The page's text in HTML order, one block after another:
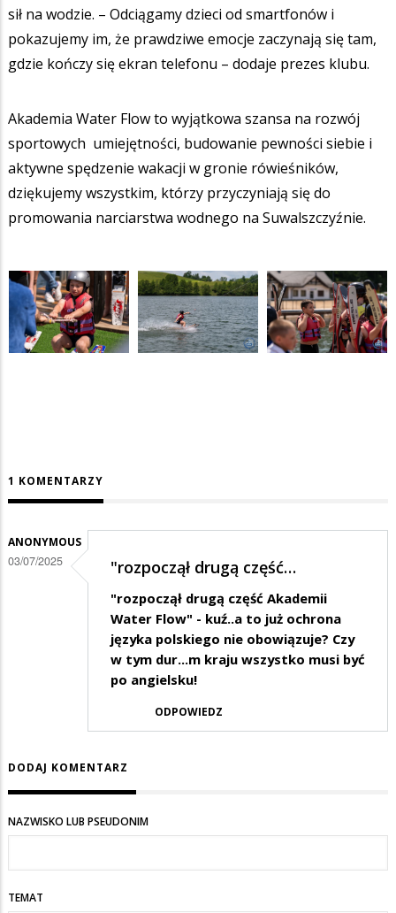
sił na wodzie. – Odciągamy dzieci od smartfonów i
pokazujemy im, że prawdziwe emocje zaczynają się tam,
gdzie kończy się ekran telefonu – dodaje prezes klubu.
Akademia Water Flow to wyjątkowa szansa na rozwój
sportowych umiejętności, budowanie pewności siebie i
aktywne spędzenie wakacji w gronie rówieśników,
dziękujemy wszystkim, którzy przyczyniają się do
promowania narciarstwa wodnego na Suwalszczyźnie.
1 KOMENTARZY
ANONYMOUS
03/07/2025 "rozpoczął drugą część…
"rozpoczął drugą część Akademii
Water Flow" - kuź..a to już ochrona
języka polskiego nie obowiązuje? Czy
w tym dur...m kraju wszystko musi być
po angielsku!
ODPOWIEDZ
DODAJ KOMENTARZ
NAZWISKO LUB PSEUDONIM
TEMAT